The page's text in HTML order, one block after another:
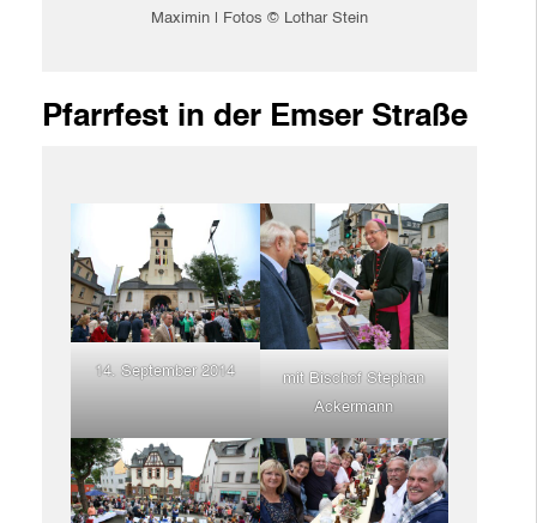
Maximin | Fotos © Lothar Stein
Pfarrfest in der Emser Straße
14. September 2014
mit Bischof Stephan
Ackermann